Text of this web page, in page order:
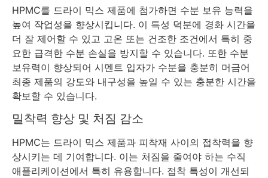
HPMC를 드라이 믹스 제품에 첨가하면 수분 보유 능력을
높여 작업성을 향상시킵니다. 이 특성 덕분에 경화 시간을
더 잘 제어할 수 있고 고온 또는 건조한 조건에서 특히 중
요한 급격한 수분 손실을 방지할 수 있습니다. 또한 수분
보유력이 향상되어 시멘트 입자가 수분을 충분히 머금어
최종 제품의 강도와 내구성을 높일 수 있는 충분한 시간을
확보할 수 있습니다.
밀착력 향상 및 처짐 감소
HPMC는 드라이 믹스 제품과 피착재 사이의 접착력을 향
상시키는 데 기여합니다. 이는 처짐을 줄여야 하는 수직
애플리케이션에서 특히 유용합니다. 접착 특성이 개선되